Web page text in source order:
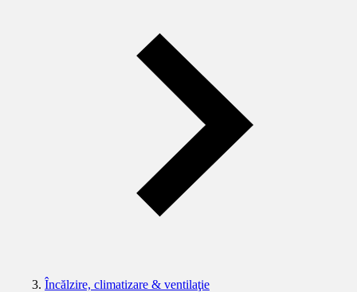
Încălzire, climatizare & ventilaţie